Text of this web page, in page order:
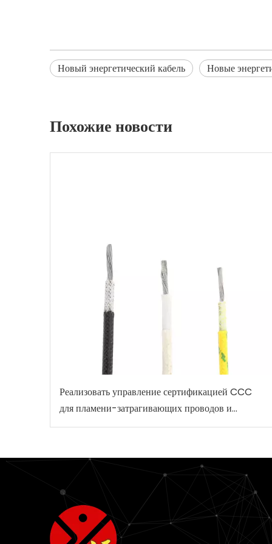
Новый энергетический кабель Новые
Похожие новости
Реализовать управление сертификацией CCC
для пламени-затрагивающих проводов и
кабелей